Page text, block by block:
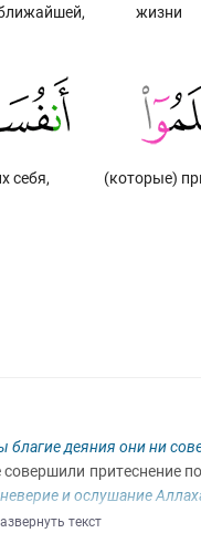
жизни
(которые)
себя,
благие деяния они ни
притеснение
и ослушание
текст